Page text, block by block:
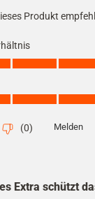
Produkt
5.0 von 5
(0) Melden
Extra schützt